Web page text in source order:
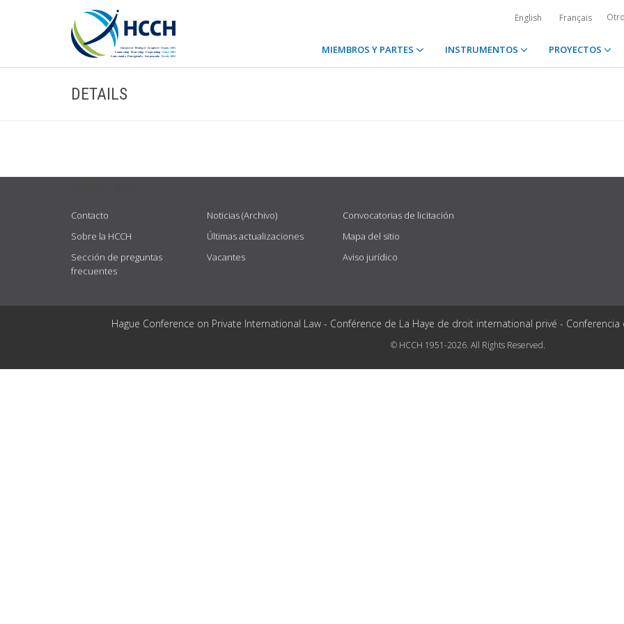
English Français
MIEMBROS Y PARTES INSTRUMENTOS PROYECTOS
DETAILS
Contacto
Sobre la HCCH
Sección de preguntas
frecuentes
Noticias (Archivo)
Últimas actualizaciones
Vacantes
Convocatorias de licitación
Mapa del sitio
Aviso jurídico
Hague Conference on Private International Law - Conférence de La Haye de droit international privé -
© HCCH 1951-2026. All Rights Reserved.